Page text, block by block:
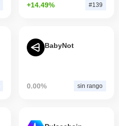
+14.49% #139
BabyNot
0.00% sin rango